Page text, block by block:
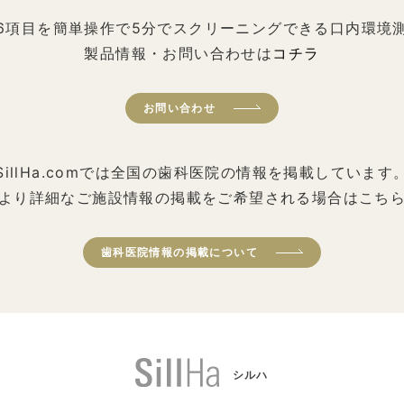
目を簡単操作で5分でスクリーニングできる口内環境
製品情報・お問い合わせは コチラ
お問い合わせ
では全国の歯科医院の情報を掲載しています。
より詳細なご施設情報の掲載をご希望される場合はこちら
歯科医院情報の掲載について
シルハ